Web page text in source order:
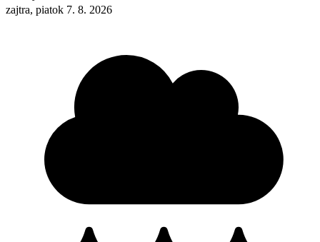
zajtra, piatok 7. 8. 2026